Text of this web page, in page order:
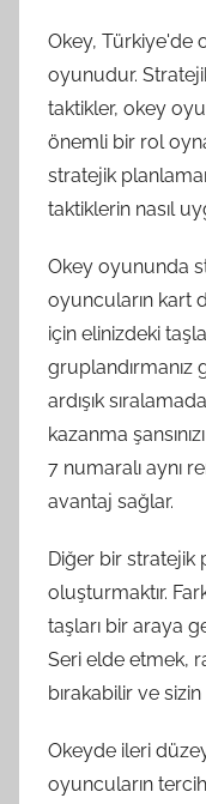
Okey, Türkiye'de
oyunudur.
taktikler, okey
önemli bir rol
stratejik
taktiklerin nasıl
Okey oyununda
oyuncuların kart
için elinizdeki
gruplandırmanız
ardışık
kazanma
7 numaralı aynı
avantaj sağlar.
Diğer bir stratejik
oluşturmaktır.
taşları bir araya
Seri elde etmek,
bırakabilir ve
Okeyde ileri
oyuncuların